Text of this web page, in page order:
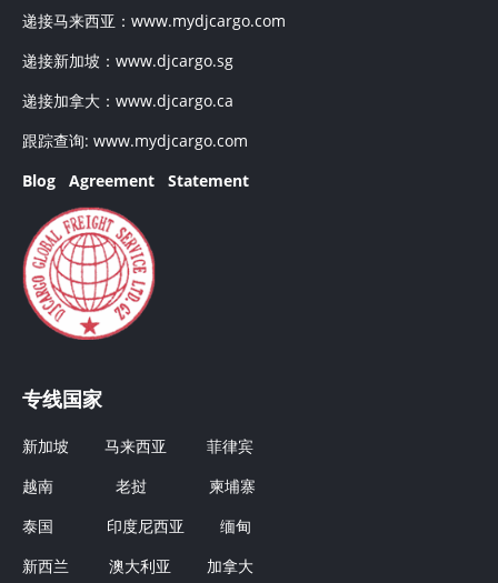
递接马来西亚： www.mydjcargo.com
递接新加坡： www.djcargo.sg
递接加拿大： www.djcargo.ca
跟踪查询: www.mydjcargo.com
Blog
Agreement Statement
专线国家
新加坡 马来西亚
菲律宾
越南
老挝
柬埔寨
泰国
印度尼西亚
缅甸
新西兰
澳大利亚
加拿大